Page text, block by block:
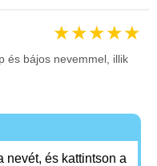
★★★★★
és bájos nevemmel, illik
nevét, és kattintson a